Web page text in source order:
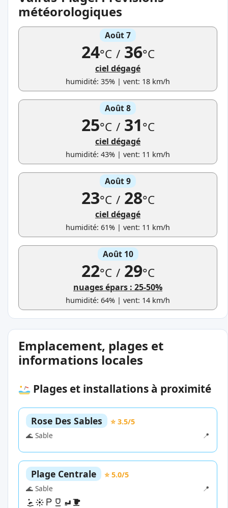
météorologiques
Août 7
24°C /36°C
ciel dégagé
humidité: 35% | vent: 18 km/h
Août 8
25°C /31°C
ciel dégagé
humidité: 43% | vent: 11 km/h
Août 9
23°C /28°C
ciel dégagé
humidité: 61% | vent: 11 km/h
Août 10
22°C /29°C
nuages épars : 25-50%
humidité: 64% | vent: 14 km/h
Emplacement, plages et
informations locales
Plages et installations à proximité
Rose Des Sables
⭐ 3.5/5
🌊 Sable
📍
Plage Centrale
⭐ 5.0/5
🌊 Sable
📍